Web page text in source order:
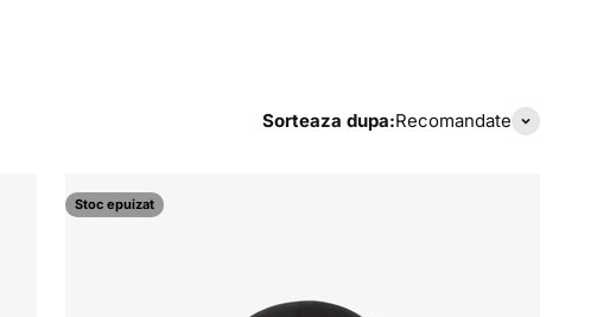
Sorteaza dupa:Recomandate
Stoc epuizat